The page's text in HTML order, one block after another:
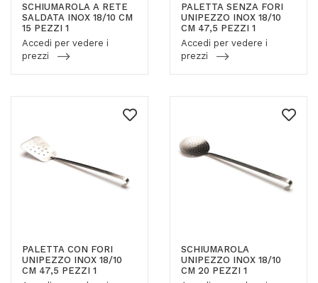
SCHIUMAROLA A RETE
SALDATA INOX 18/10 CM
15 PEZZI 1
Accedi per vedere i
prezzi
PALETTA SENZA FORI
UNIPEZZO INOX 18/10
CM 47,5 PEZZI 1
Accedi per vedere i
prezzi
PALETTA CON FORI
UNIPEZZO INOX 18/10
CM 47,5 PEZZI 1
SCHIUMAROLA
UNIPEZZO INOX 18/10
CM 20 PEZZI 1